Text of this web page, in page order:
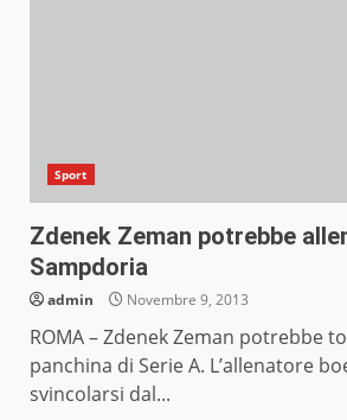
Sport
Zdenek Zeman potrebbe
Sampdoria
admin Novembre 9, 2013
ROMA – Zdenek Zeman potrebbe
panchina di Serie A. L’allenatore
svincolarsi dal...